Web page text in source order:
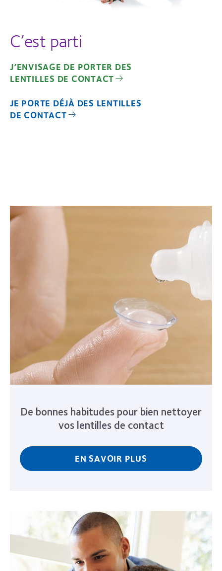
C’est parti
J’ENVISAGE DE PORTER DES
LENTILLES DE CONTACT
JE PORTE DÉJÀ DES LENTILLES
DE CONTACT
De bonnes habitudes pour bien nettoyer
vos lentilles de contact
EN SAVOIR PLUS